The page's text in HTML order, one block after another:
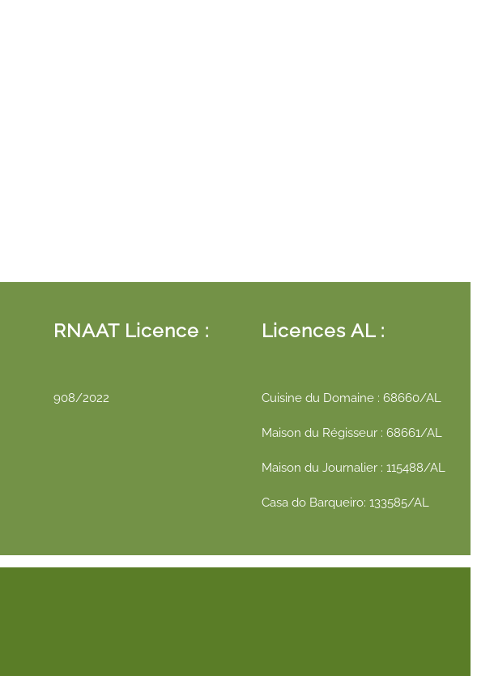
RNAAT Licence :
908/2022
Licences AL :
Cuisine du Domaine : 68660/AL
Maison du Régisseur : 68661/AL
Maison du Journalier : 115488/AL
Casa do Barqueiro: 133585/AL